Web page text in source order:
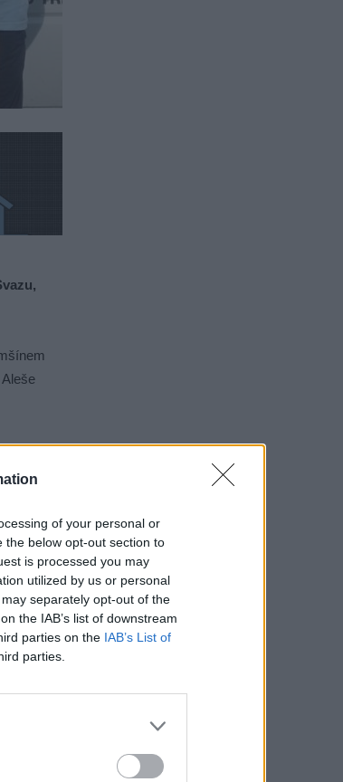
of your personal or
the below opt-out section to
is processed you may
utilized by us or personal
separately opt-out of the
the IAB’s list of downstream
parties on the IAB’s List of
parties.